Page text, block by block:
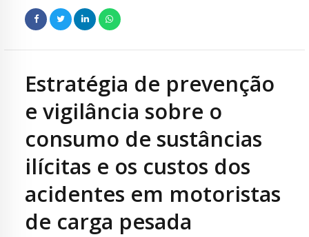
Estratégia de prevenção
e vigilância sobre o
consumo de sustâncias
ilícitas e os custos dos
acidentes em motoristas
de carga pesada